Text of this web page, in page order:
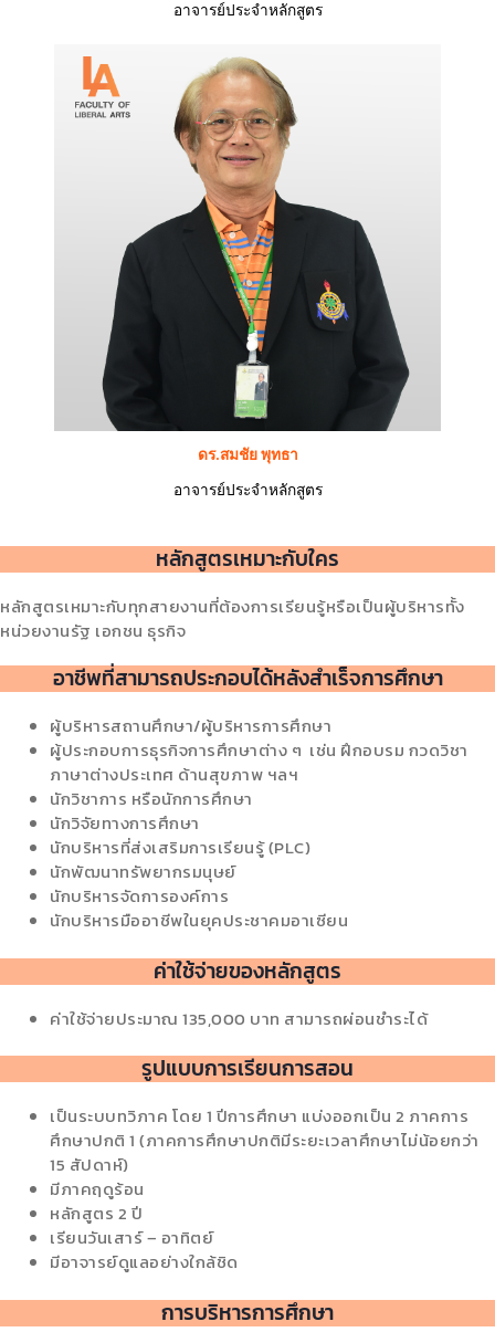
อาจารย์ประจำหลักสูตร
ดร.สมชัย พุทธา
อาจารย์ประจำหลักสูตร
หลักสูตรเหมาะกับใคร
หลักสูตรเหมาะกับทุกสายงานที่ต้องการเรียนรู้หรือเป็นผู้บริหารทั้ง
หน่วยงานรัฐ เอกชน ธุรกิจ
อาชีพที่สามารถประกอบได้หลังสำเร็จการศึกษา
ผู้บริหารสถานศึกษา/ผู้บริหารการศึกษา
ผู้ประกอบการธุรกิจการศึกษาต่าง ๆ เช่น ฝึกอบรม กวดวิชา
ภาษาต่างประเทศ ด้านสุขภาพ ฯลฯ
นักวิชาการ หรือนักการศึกษา
นักวิจัยทางการศึกษา
นักบริหารที่ส่งเสริมการเรียนรู้ (PLC)
นักพัฒนาทรัพยากรมนุษย์
นักบริหารจัดการองค์การ
นักบริหารมืออาชีพในยุคประชาคมอาเซียน
ค่าใช้จ่ายของหลักสูตร
ค่าใช้จ่ายประมาณ 135,000 บาท สามารถผ่อนชำระได้
รูปแบบการเรียนการสอน
เป็นระบบทวิภาค โดย 1 ปีการศึกษา แบ่งออกเป็น 2 ภาคการ
ศึกษาปกติ 1 (ภาคการศึกษาปกติมีระยะเวลาศึกษาไม่น้อยกว่า
15 สัปดาห์)
มีภาคฤดูร้อน
หลักสูตร 2 ปี
เรียนวันเสาร์ – อาทิตย์
มีอาจารย์ดูแลอย่างใกล้ชิด
การบริหารการศึกษา